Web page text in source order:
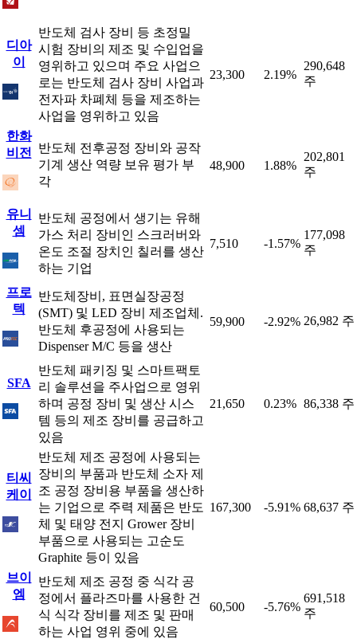
디아
이
반도체 검사 장비 등 초정밀
시험 장비의 제조 및 수입업을
영위하고 있으며 주요 사업으
로는 반도체 검사 장비 사업과
전자파 차폐체 등을 제조하는
사업을 영위하고 있음
23,300 2.19%
290,648
주
한화
비전
반도체 전후공정 장비와 공작
기계 생산 역량 보유 평가 부
각
48,900 1.88%
202,801
주
유니
셈
반도체 공정에서 생기는 유해
가스 처리 장비인 스크러버와
온도 조절 장치인 칠러를 생산
하는 기업
7,510 -1.57%
177,098
주
프로
텍
반도체장비, 표면실장공정
(SMT) 및 LED 장비 제조업체.
반도체 후공정에 사용되는
Dispenser M/C 등을 생산
59,900 -2.92% 26,982 주
SFA
반도체 패키징 및 스마트팩토
리 솔루션을 주사업으로 영위
하며 공정 장비 및 생산 시스
템 등의 제조 장비를 공급하고
있음
21,650 0.23% 86,338 주
티씨
케이
반도체 제조 공정에 사용되는
장비의 부품과 반도체 소자 제
조 공정 장비용 부품을 생산하
는 기업으로 주력 제품은 반도
체 및 태양 전지 Grower 장비
부품으로 사용되는 고순도
Graphite 등이 있음
167,300 -5.91% 68,637 주
브이
엠
반도체 제조 공정 중 식각 공
정에서 플라즈마를 사용한 건
식 식각 장비를 제조 및 판매
하는 사업 영위 중에 있음
60,500 -5.76%
691,518
주